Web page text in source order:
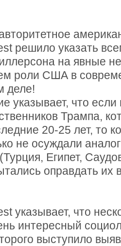
решило указать
на явные
роли США в
деле!
указывает, что если
Трампа,
20-25 лет, то
не осуждали
Египет,
оправдать их
указывает, что
интересный
выступило